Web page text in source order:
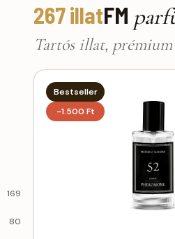
169
80
267 illatFM
Tartós illat,
Bestseller
-1.500 Ft